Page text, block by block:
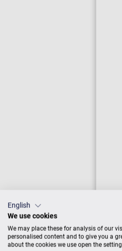
English
We use cookies
We may place these for analysis of our
personalised content and to give you a
about the cookies we use open the